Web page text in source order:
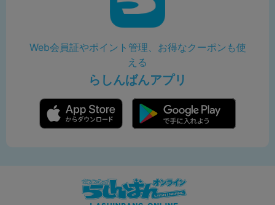
Web会員証やポイント管理、お得なクーポンも使
える
らしんばんアプリ